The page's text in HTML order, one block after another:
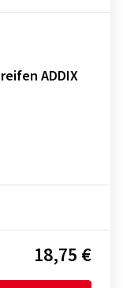
ADDIX
18,75 €